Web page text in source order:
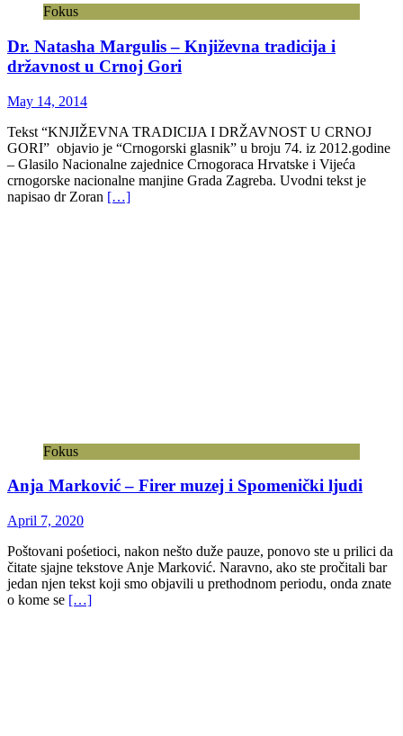
Fokus
Dr. Natasha Margulis – Književna tradicija i
državnost u Crnoj Gori
May 14, 2014
Tekst “KNJIŽEVNA TRADICIJA I DRŽAVNOST U CRNOJ
GORI” objavio je “Crnogorski glasnik” u broju 74. iz 2012.godine
– Glasilo Nacionalne zajednice Crnogoraca Hrvatske i Vijeća
crnogorske nacionalne manjine Grada Zagreba. Uvodni tekst je
napisao dr Zoran […]
Fokus
Anja Marković – Firer muzej i Spomenički ljudi
April 7, 2020
Poštovani pośetioci, nakon nešto duže pauze, ponovo ste u prilici da
čitate sjajne tekstove Anje Marković. Naravno, ako ste pročitali bar
jedan njen tekst koji smo objavili u prethodnom periodu, onda znate
o kome se […]